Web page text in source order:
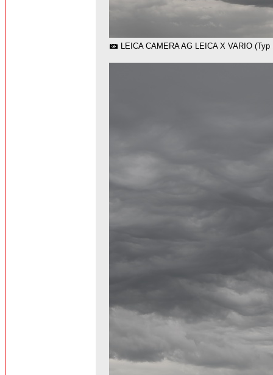
LEICA CAMERA AG LEICA X VARIO (Typ